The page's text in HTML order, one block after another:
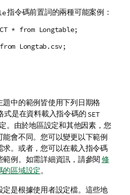
指令碼前置詞的兩種可能案例：
* from Longtable;
Longtab.csv;
中的範例皆使用下列日期格
式是在資料載入指令碼的 SET
。由於地區設定和其他因素，您
會不同。您可以變更以下範例
。或者，您可以在載入指令碼
例。 如需詳細資訊，請參閱 修
的區域設定。
是根據使用者設定檔。這些地